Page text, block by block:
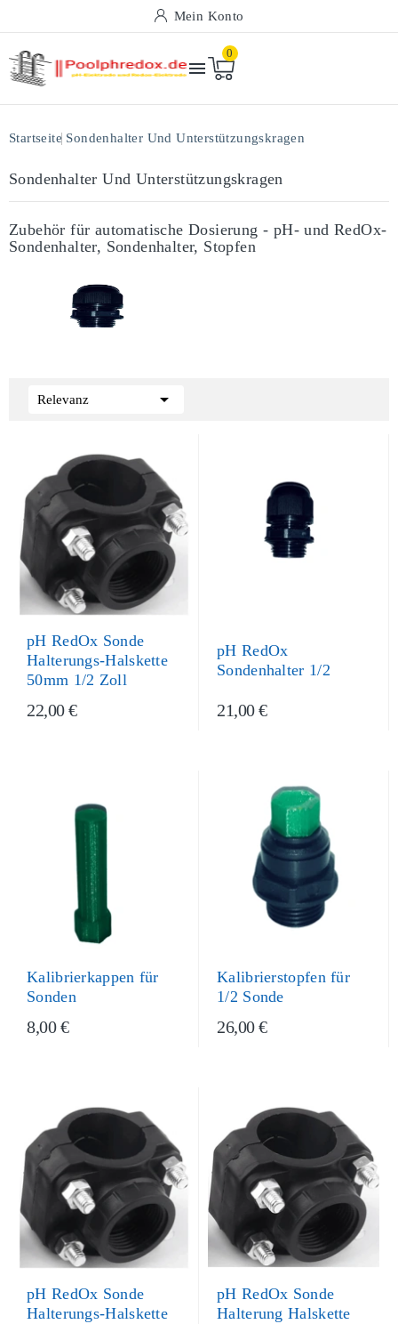
Mein Konto

0
Startseite Sondenhalter Und Unterstützungskragen
Sondenhalter Und Unterstützungskragen
Zubehör für automatische Dosierung - pH- und RedOx-
Sondenhalter, Sondenhalter, Stopfen
Relevanz 
pH RedOx Sonde
Halterungs-Halskette
50mm 1/2 Zoll
22,00 €
pH RedOx
Sondenhalter 1/2
21,00 €
Kalibrierkappen für
Sonden
8,00 €
Kalibrierstopfen für
1/2 Sonde
26,00 €
pH RedOx Sonde
Halterungs-Halskette
pH RedOx Sonde
Halterung Halskette